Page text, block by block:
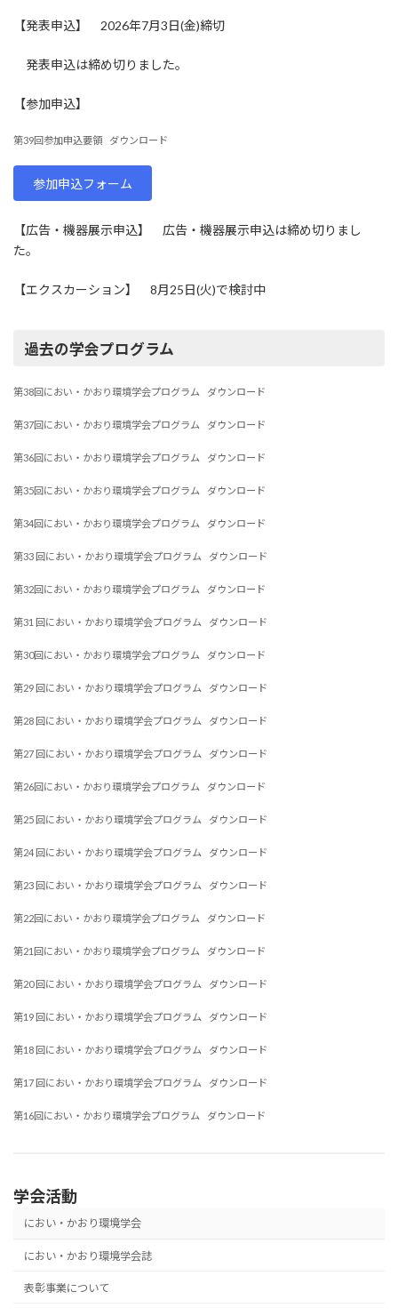
【発表申込】 2026年7月3日(金)締切
発表申込は締め切りました。
【参加申込】
第39回参加申込要領 ダウンロード
参加申込フォーム
【広告・機器展示申込】 広告・機器展示申込は締め切りまし
た。
【エクスカーション】 8月25日(火)で検討中
過去の学会プログラム
第38回におい・かおり環境学会プログラム ダウンロード
第37回におい・かおり環境学会プログラム ダウンロード
第36回におい・かおり環境学会プログラム ダウンロード
第35回におい・かおり環境学会プログラム ダウンロード
第34回におい・かおり環境学会プログラム ダウンロード
第33 回におい・かおり環境学会プログラム ダウンロード
第32回におい・かおり環境学会プログラム ダウンロード
第31 回におい・かおり環境学会プログラム ダウンロード
第30回におい・かおり環境学会プログラム ダウンロード
第29 回におい・かおり環境学会プログラム ダウンロード
第28 回におい・かおり環境学会プログラム ダウンロード
第27 回におい・かおり環境学会プログラム ダウンロード
第26回におい・かおり環境学会プログラム ダウンロード
第25 回におい・かおり環境学会プログラム ダウンロード
第24 回におい・かおり環境学会プログラム ダウンロード
第23 回におい・かおり環境学会プログラム ダウンロード
第22回におい・かおり環境学会プログラム ダウンロード
第21回におい・かおり環境学会プログラム ダウンロード
第20 回におい・かおり環境学会プログラム ダウンロード
第19 回におい・かおり環境学会プログラム ダウンロード
第18 回におい・かおり環境学会プログラム ダウンロード
第17 回におい・かおり環境学会プログラム ダウンロード
第16回におい・かおり環境学会プログラム ダウンロード
学会活動
におい・かおり環境学会
におい・かおり環境学会誌
表彰事業について